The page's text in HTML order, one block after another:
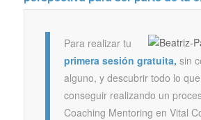
Para realizar tu
primera sesión gratuita, sin
alguno, y descubrir todo lo
conseguir realizando un
Coaching Mentoring en Vital